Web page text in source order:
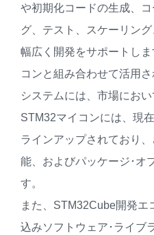
や初期化コードの生成、
グ、テスト、スケーリン
幅広く開発をサポートし
コンと組み合わせて活用
システムには、市場にお
STM32マイコンには、現
ラインアップされており
能、およびパッケージ･オ
す。
また、STM32Cube開発エ
込みソフトウェア･ライブ